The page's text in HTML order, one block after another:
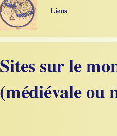
Liens
Sites sur le
(médiévale ou